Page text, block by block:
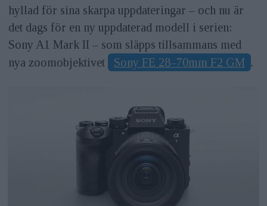
hyllad för sina skarpa uppdateringar – och nu är
det dags för en ny uppdaterad modell i serien:
Sony A1 Mark II – som släpps tillsammans med
nya zoomobjektivet
Sony FE 28–70mm F2 GM .